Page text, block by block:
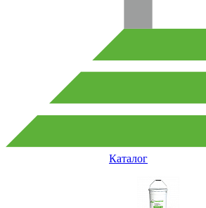
Каталог